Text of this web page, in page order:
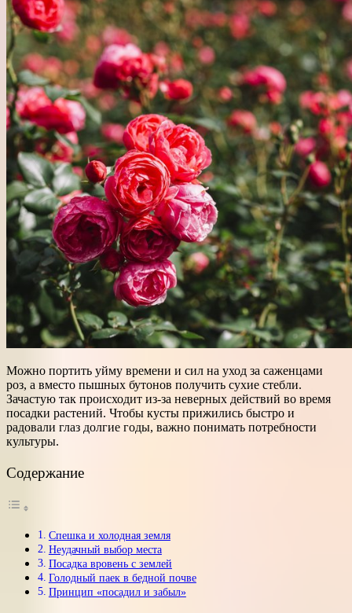
Можно портить уйму времени и сил на уход за саженцами
роз, а вместо пышных бутонов получить сухие стебли.
Зачастую так происходит из-за неверных действий во время
посадки растений. Чтобы кусты прижились быстро и
радовали глаз долгие годы, важно понимать потребности
культуры.
Содержание
Спешка и холодная земля
Неудачный выбор места
Посадка вровень с землей
Голодный паек в бедной почве
Принцип «посадил и забыл»